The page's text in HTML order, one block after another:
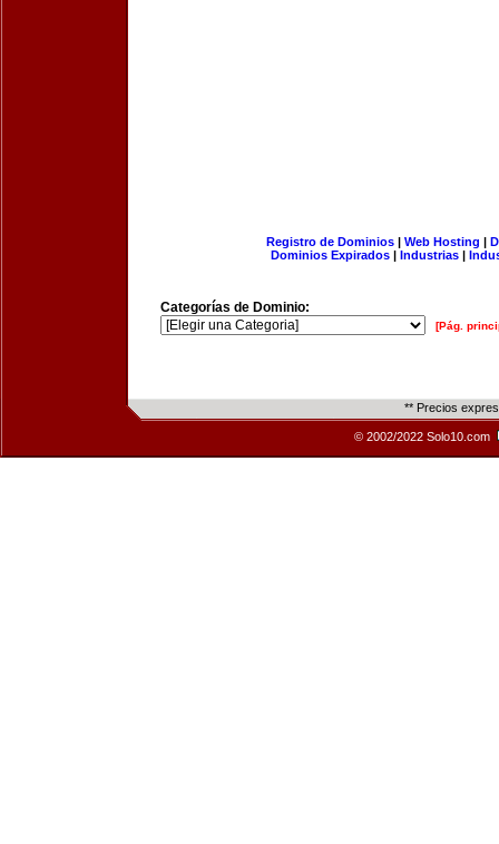
Registro de Dominios| Web Hosting |
Dominios Expirados | Industrias |
Categorías de Dominio:
[Pág.
** Precios
© 2002/2022 Solo10.com